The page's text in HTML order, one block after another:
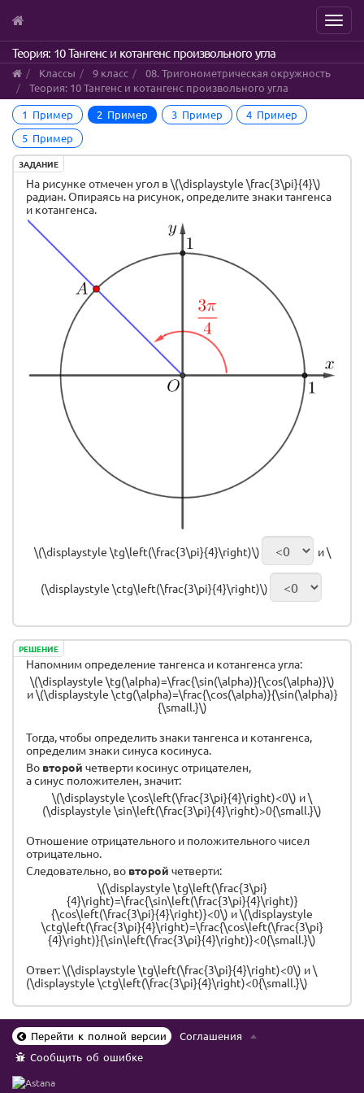
Skip
to
main
content
Menu
Теория: 10 Тангенс и котангенс произвольного угла
Классы 9 класс
08. Тригонометрическая окружность
Теория: 10 Тангенс и котангенс произвольного угла
1 Пример
2 Пример 3 Пример
4 Пример
5 Пример
ЗАДАНИЕ
На рисунке отмечен угол в \(\displaystyle \frac{3\pi}{4}\)
радиан. Опираясь на рисунок, определите знаки тангенса
и котангенса.
\(\displaystyle \tg\left(\frac{3\pi}{4}\right)\) и \
(\displaystyle \ctg\left(\frac{3\pi}{4}\right)\)
РЕШЕНИЕ
Напомним определение тангенса и котангенса угла:
\(\displaystyle \tg(\alpha)=\frac{\sin(\alpha)}{\cos(\alpha)}\)
и \(\displaystyle \ctg(\alpha)=\frac{\cos(\alpha)}{\sin(\alpha)}
{\small.}\)
Тогда, чтобы определить знаки тангенса и котангенса,
определим знаки синуса косинуса.
Во второй четверти косинус отрицателен,
а синус положителен, значит:
\(\displaystyle \cos\left(\frac{3\pi}{4}\right)<0\) и \
(\displaystyle \sin\left(\frac{3\pi}{4}\right)>0{\small.}\)
Отношение отрицательного и положительного чисел
отрицательно.
Следовательно, во второй четверти:
\(\displaystyle \tg\left(\frac{3\pi}
{4}\right)=\frac{\sin\left(\frac{3\pi}{4}\right)}
{\cos\left(\frac{3\pi}{4}\right)}<0\) и \(\displaystyle
\ctg\left(\frac{3\pi}{4}\right)=\frac{\cos\left(\frac{3\pi}
{4}\right)}{\sin\left(\frac{3\pi}{4}\right)}<0{\small.}\)
Ответ: \(\displaystyle \tg\left(\frac{3\pi}{4}\right)<0\) и \
(\displaystyle \ctg\left(\frac{3\pi}{4}\right)<0{\small.}\)
Перейти к полной версии
Соглашения
Сообщить об ошибке